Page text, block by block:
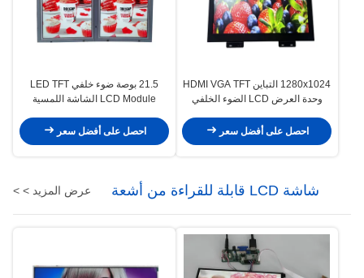
1280x1024 التباين HDMI VGA TFT
وحدة العرض LCD الضوء الخلفي
احصل على أفضل سعر
21.5 بوصة ضوء خلفي LED TFT
LCD Module الشاشة اللمسية
احصل على أفضل سعر
شاشة LCD قابلة للقراءة من أشعة
الشمس
عرض المزيد > >